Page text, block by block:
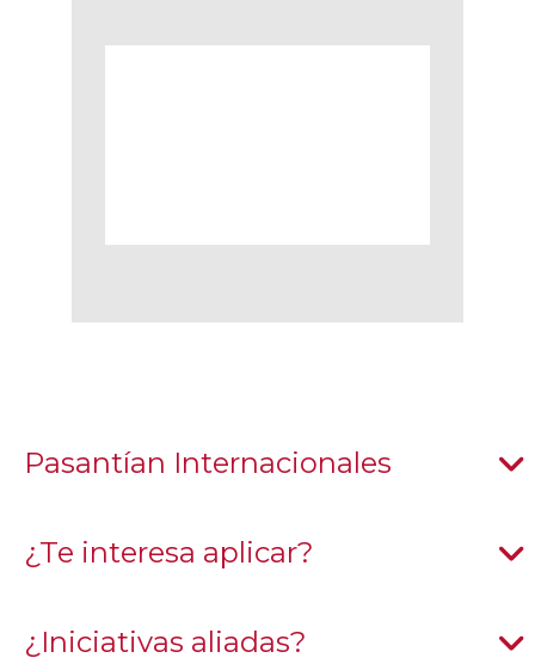
Pasantían Internacionales
¿Te interesa aplicar?
¿Iniciativas aliadas?